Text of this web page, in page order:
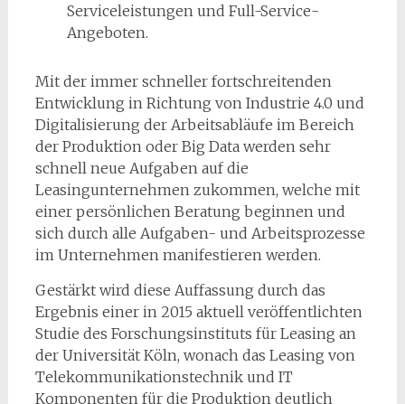
Serviceleistungen und Full-Service-
Angeboten.
Mit der immer schneller fortschreitenden
Entwicklung in Richtung von Industrie 4.0 und
Digitalisierung der Arbeitsabläufe im Bereich
der Produktion oder Big Data werden sehr
schnell neue Aufgaben auf die
Leasingunternehmen zukommen, welche mit
einer persönlichen Beratung beginnen und
sich durch alle Aufgaben- und Arbeitsprozesse
im Unternehmen manifestieren werden.
Gestärkt wird diese Auffassung durch das
Ergebnis einer in 2015 aktuell veröffentlichten
Studie des Forschungsinstituts für Leasing an
der Universität Köln, wonach das Leasing von
Telekommunikationstechnik und IT
Komponenten für die Produktion deutlich